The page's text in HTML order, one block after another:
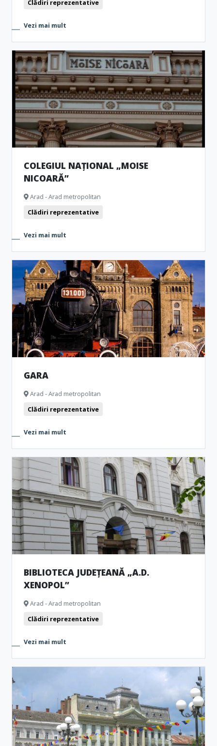
Clădiri reprezentative
Vezi mai mult
COLEGIUL NAȚIONAL „MOISE
NICOARĂ”
Arad - Arad metropolitan
Clădiri reprezentative
Vezi mai mult
GARA
Arad - Arad metropolitan
Clădiri reprezentative
Vezi mai mult
BIBLIOTECA JUDEȚEANĂ „A.D.
XENOPOL”
Arad - Arad metropolitan
Clădiri reprezentative
Vezi mai mult